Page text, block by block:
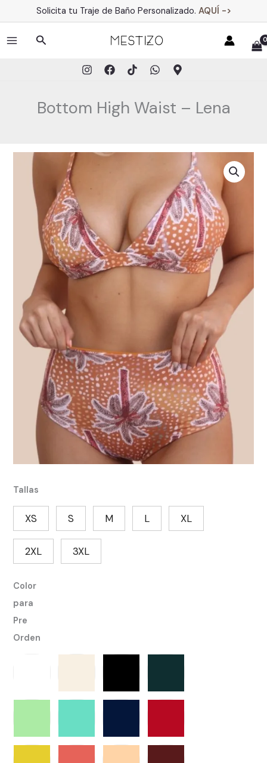
contenido
Solicita tu Traje de Baño Personalizado. AQUÍ ->
Buscar
Bottom High Waist – Lena
Tallas
XS S M L XL
2XL 3XL
Color
para
Pre
Orden